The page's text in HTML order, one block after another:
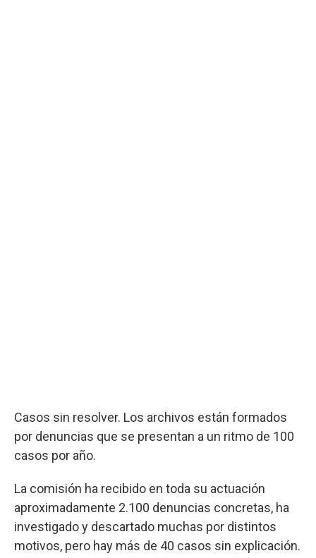
Casos sin resolver. Los archivos están formados
por denuncias que se presentan a un ritmo de 100
casos por año.
La comisión ha recibido en toda su actuación
aproximadamente 2.100 denuncias concretas, ha
investigado y descartado muchas por distintos
motivos, pero hay más de 40 casos sin explicación.